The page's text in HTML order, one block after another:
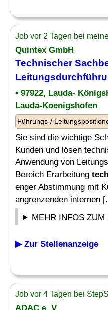
Job vor 2 Tagen bei
Quintex GmbH
Technischer
• 97922, Lauda-
Lauda-Koenigshofen
Führungs-/
Sie sind die wichtige
Kunden und lösen
Anwendung von
Bereich Erarbeitung
enger Abstimmung mit
angrenzenden internen
MEHR INFOS ZUM
▶ Zur Stellenanzeige
Job vor 4 Tagen bei
ADAC e. V.